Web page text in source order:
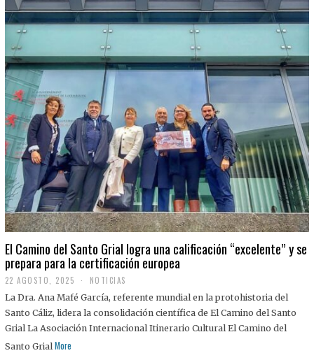
El Camino del Santo Grial logra una calificación “excelente” y se
prepara para la certificación europea
22 AGOSTO, 2025
2
A
G
O
S
NOTICIAS
La Dra. Ana Mafé García, referente mundial en la protohistoria del
Santo Cáliz, lidera la consolidación científica de El Camino del Santo
Grial La Asociación Internacional Itinerario Cultural El Camino del
Santo Grial More